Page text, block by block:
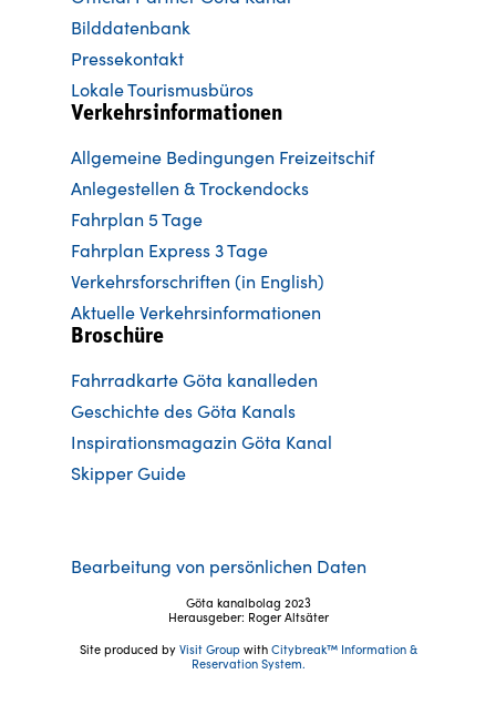
Bilddatenbank
Pressekontakt
Lokale Tourismusbüros
Verkehrsinformationen
Allgemeine Bedingungen Freizeitschif
Anlegestellen & Trockendocks
Fahrplan 5 Tage
Fahrplan Express 3 Tage
Verkehrsforschriften (in English)
Aktuelle Verkehrsinformationen
Broschüre
Fahrradkarte Göta kanalleden
Geschichte des Göta Kanals
Inspirationsmagazin Göta Kanal
Skipper Guide
Bearbeitung von persönlichen Daten
Göta kanalbolag 2023
Herausgeber: Roger Altsäter
Site produced by Visit Groupwith Citybreak™ Information &
Reservation System.